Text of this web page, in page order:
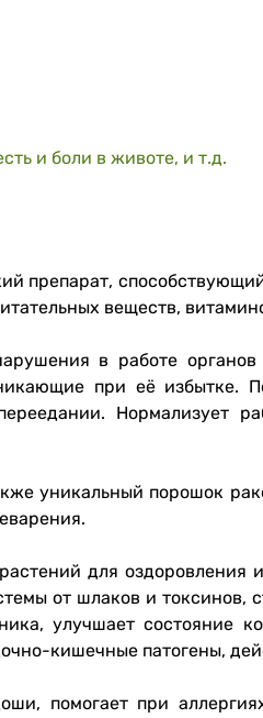
и боли в животе, и т.д.
препарат,
веществ,
в работе
при её избытке.
Нормализует
уникальный порошок
для
от шлаков и токсинов,
улучшает состояние
кишечные патогены,
помогает при